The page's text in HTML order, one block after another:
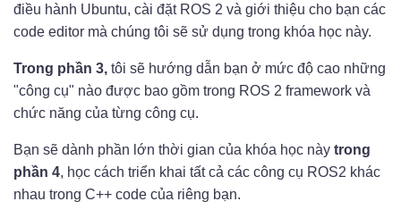
điều hành Ubuntu, cài đặt ROS 2 và giới thiệu cho bạn các
code editor mà chúng tôi sẽ sử dụng trong khóa học này.
Trong phần 3, tôi sẽ hướng dẫn bạn ở mức độ cao những
"công cụ" nào được bao gồm trong ROS 2 framework và
chức năng của từng công cụ.
Bạn sẽ dành phần lớn thời gian của khóa học này trong
phần 4, học cách triển khai tất cả các công cụ ROS2 khác
nhau trong C++ code của riêng bạn.